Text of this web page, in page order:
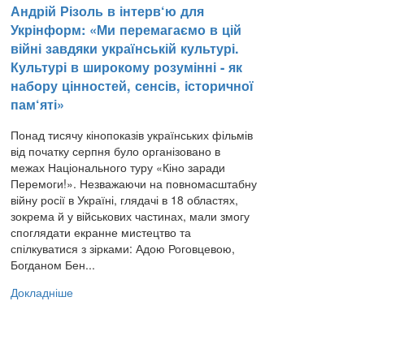
Андрій Різоль в інтерв‘ю для
Укрінформ: «Ми перемагаємо в цій
війні завдяки українській культурі.
Культурі в широкому розумінні - як
набору цінностей, сенсів, історичної
пам‘яті»
Понад тисячу кінопоказів українських фільмів
від початку серпня було організовано в
межах Національного туру «Кіно заради
Перемоги!». Незважаючи на повномасштабну
війну росії в Україні, глядачі в 18 областях,
зокрема й у військових частинах, мали змогу
споглядати екранне мистецтво та
спілкуватися з зірками: Адою Роговцевою,
Богданом Бен...
Докладніше